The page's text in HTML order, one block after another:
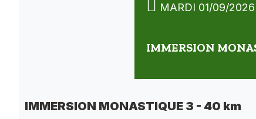
MARDI 01/09/2026
IMMERSION
IMMERSION MONASTIQUE 3 - 40 km